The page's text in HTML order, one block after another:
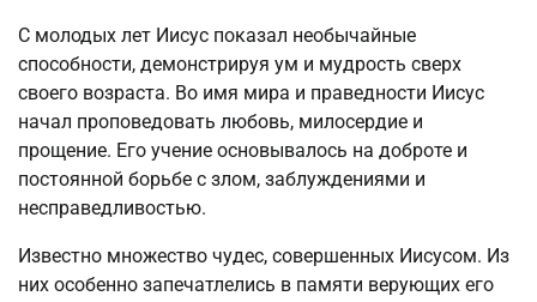
С молодых лет Иисус показал необычайные
способности, демонстрируя ум и мудрость сверх
своего возраста. Во имя мира и праведности Иисус
начал проповедовать любовь, милосердие и
прощение. Его учение основывалось на доброте и
постоянной борьбе с злом, заблуждениями и
несправедливостью.
Известно множество чудес, совершенных Иисусом. Из
них особенно запечатлелись в памяти верующих его